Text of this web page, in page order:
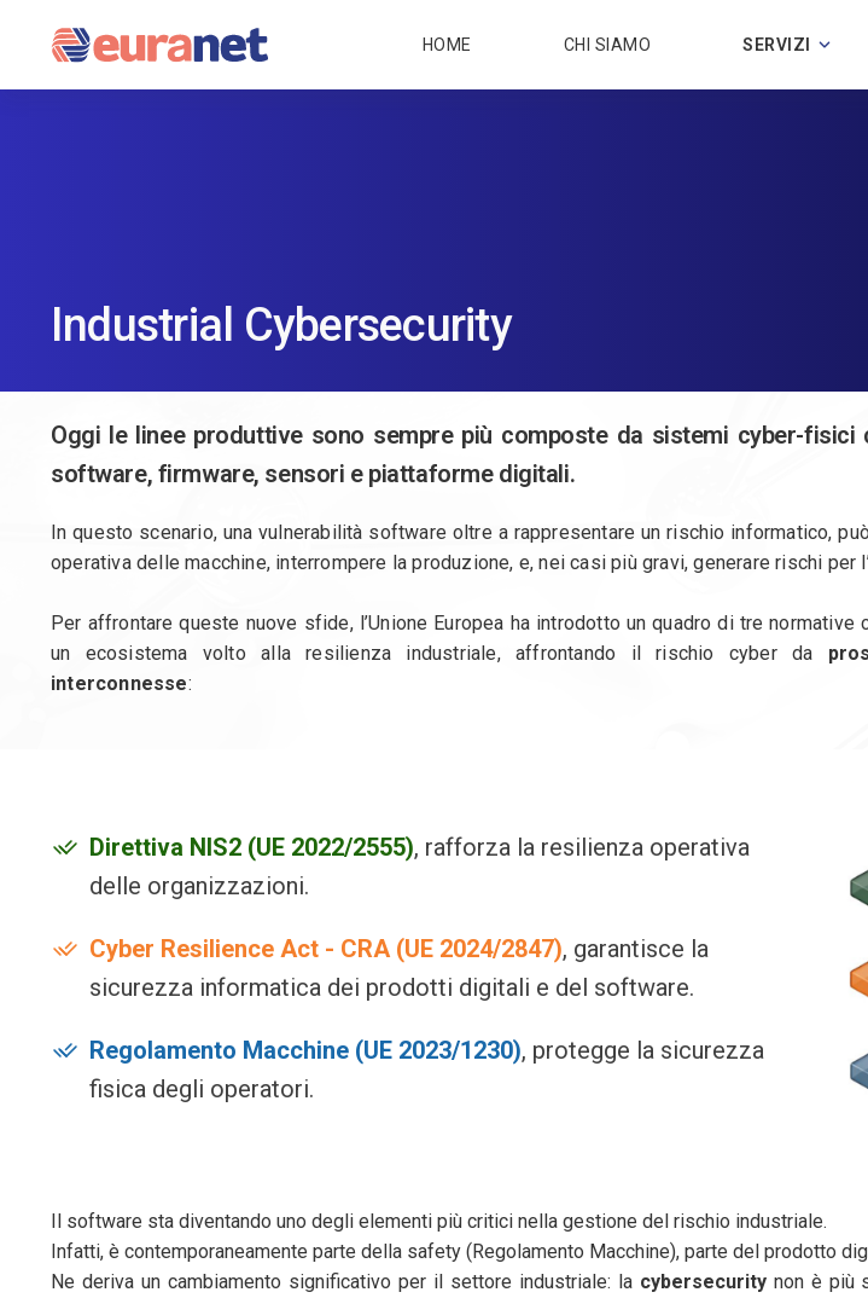
HOME CHI SIAMO SERVIZI
Industrial Cybersecurity
Oggi le linee produttive sono sempre più composte da sistemi cyber-fisici
software, firmware, sensori e piattaforme digitali.
In questo scenario, una vulnerabilità software oltre a rappresentare un rischio informatico,
operativa delle macchine, interrompere la produzione, e, nei casi più gravi, generare rischi per
Per affrontare queste nuove sfide, l’Unione Europea ha introdotto un quadro di tre
un ecosistema volto alla resilienza industriale, affrontando il rischio cyber da
interconnesse:
Direttiva NIS2 (UE 2022/2555), rafforza la resilienza operativa
delle organizzazioni.
Cyber Resilience Act - CRA (UE 2024/2847), garantisce la
sicurezza informatica dei prodotti digitali e del software.
Regolamento Macchine (UE 2023/1230), protegge la sicurezza
fisica degli operatori.
Il software sta diventando uno degli elementi più critici nella gestione del rischio industriale.
Infatti, è contemporaneamente parte della safety (Regolamento Macchine), parte del prodotto
Ne deriva un cambiamento significativo per il settore industriale: la cybersecurity non è più